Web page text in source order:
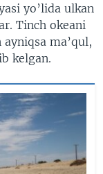
yo’lida ulkan
Tinch okeani
ma’qul,
kelgan.